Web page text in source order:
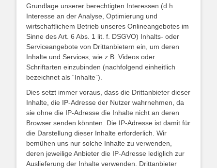
Grundlage unserer berechtigten Interessen (d.h.
Interesse an der Analyse, Optimierung und
wirtschaftlichem Betrieb unseres Onlineangebotes im
Sinne des Art. 6 Abs. 1 lit. f. DSGVO) Inhalts- oder
Serviceangebote von Drittanbietern ein, um deren
Inhalte und Services, wie z.B. Videos oder
Schriftarten einzubinden (nachfolgend einheitlich
bezeichnet als “Inhalte”).
Dies setzt immer voraus, dass die Drittanbieter dieser
Inhalte, die IP-Adresse der Nutzer wahrnehmen, da
sie ohne die IP-Adresse die Inhalte nicht an deren
Browser senden könnten. Die IP-Adresse ist damit für
die Darstellung dieser Inhalte erforderlich. Wir
bemühen uns nur solche Inhalte zu verwenden,
deren jeweilige Anbieter die IP-Adresse lediglich zur
Auslieferung der Inhalte verwenden. Drittanbieter